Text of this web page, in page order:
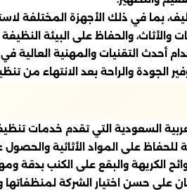
بما في ذلك الأجهزة المختلفة
والأثاث، والحفاظ على البيئة
التقنيات والمهنية العالية في
الجودة والراحة بعد الانتهاء من
السعودية التي تقدم خدمات
على المواد الأثاثية والحصول
الكريهة والبقع على الكنب بدقة
على حسن اختيار الشركة